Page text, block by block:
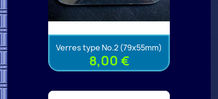
Verres type No.2 (79x55mm)
8,00 €